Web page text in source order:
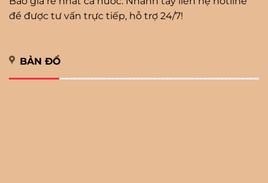
để được tư vấn trực tiếp, hỗ trợ 24/7!
BẢN ĐỒ